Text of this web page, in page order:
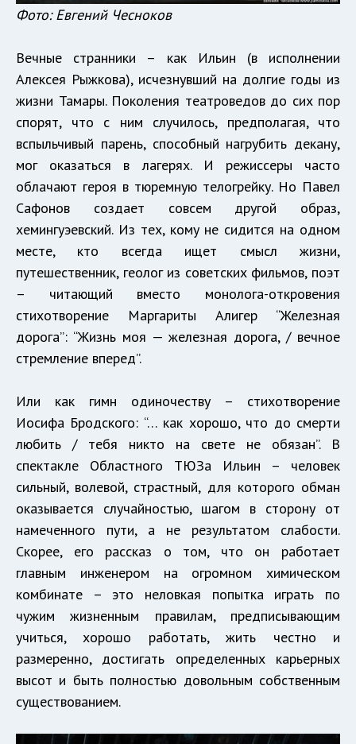
Фото: Евгений Чесноков
Вечные странники – как Ильин (в исполнении
Алексея Рыжкова), исчезнувший на долгие годы из
жизни Тамары. Поколения театроведов до сих пор
спорят, что с ним случилось, предполагая, что
вспыльчивый парень, способный нагрубить декану,
мог оказаться в лагерях. И режиссеры часто
облачают героя в тюремную телогрейку. Но Павел
Сафонов создает совсем другой образ,
хемингуэевский. Из тех, кому не сидится на одном
месте, кто всегда ищет смысл жизни,
путешественник, геолог из советских фильмов, поэт
– читающий вместо монолога-откровения
стихотворение Маргариты Алигер “Железная
дорога”: “Жизнь моя — железная дорога, / вечное
стремление вперед”.
Или как гимн одиночеству – стихотворение
Иосифа Бродского: “… как хорошо, что до смерти
любить / тебя никто на свете не обязан”. В
спектакле Областного ТЮЗа Ильин – человек
сильный, волевой, страстный, для которого обман
оказывается случайностью, шагом в сторону от
намеченного пути, а не результатом слабости.
Скорее, его рассказ о том, что он работает
главным инженером на огромном химическом
комбинате – это неловкая попытка играть по
чужим жизненным правилам, предписывающим
учиться, хорошо работать, жить честно и
размеренно, достигать определенных карьерных
высот и быть полностью довольным собственным
существованием.